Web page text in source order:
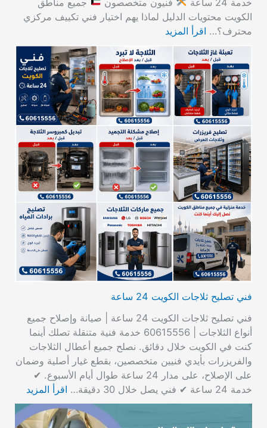
الكويت محتويات الدليل لماذا يهم اختيار فني تكييف مركزي
محترف؟… اقرأ المزيد
فني تصليح ثلاجات الكويت 24 ساعة
فني تصليح ثلاجات الكويت 24 ساعة | صيانة وإصلاح جميع
أنواع الثلاجات | 60615556 خدمة فنية متنقلة تصلك أينما
كنت في الكويت خلال دقائق. نصلح جميع أعطال الثلاجات
والفريزرات بأيدي فنيين متخصصين، بقطع غيار أصلية وضمان
على الإصلاح، على مدار 24 ساعة طوال أيام الأسبوع. ✔
خدمة 24 ساعة ✔ فني يصل خلال 30 دقيقة…
اقرأ المزيد